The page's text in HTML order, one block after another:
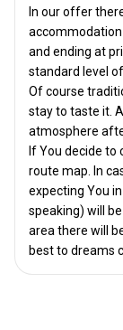
In our offer
and ending at
standard level
Of course
stay to taste it.
atmosphere
If You decide to
route map. In
expecting You
speaking) will
area there will
best to dreams